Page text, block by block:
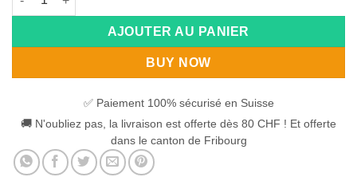
AJOUTER AU PANIER
BUY NOW
✅ Paiement 100% sécurisé en Suisse
🚚 N'oubliez pas, la livraison est offerte dès 80 CHF ! Et offerte
dans le canton de Fribourg